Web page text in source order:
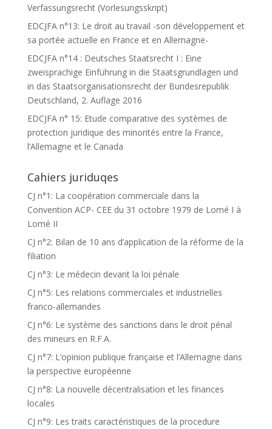
Verfassungsrecht (Vorlesungsskript)
EDCJFA n°13: Le droit au travail -son développement et
sa portée actuelle en France et en Allemagne-
EDCJFA n°14 : Deutsches Staatsrecht I : Eine
zweisprachige Einführung in die Staatsgrundlagen und
in das Staatsorganisationsrecht der Bundesrepublik
Deutschland, 2. Auflage 2016
EDCJFA n° 15: Etude comparative des systèmes de
protection juridique des minorités entre la France,
l’Allemagne et le Canada
Cahiers juriduqes
CJ n°1: La coopération commerciale dans la
Convention ACP- CEE du 31 octobre 1979 de Lomé I à
Lomé II
CJ n°2: Bilan de 10 ans d’application de la réforme de la
filiation
CJ n°3: Le médecin devant la loi pénale
CJ n°5: Les relations commerciales et industrielles
franco-allemandes
CJ n°6: Le système des sanctions dans le droit pénal
des mineurs en R.F.A.
CJ n°7: L’opinion publique française et l’Allemagne dans
la perspective européenne
CJ n°8: La nouvelle décentralisation et les finances
locales
CJ n°9: Les traits caractéristiques de la procedure